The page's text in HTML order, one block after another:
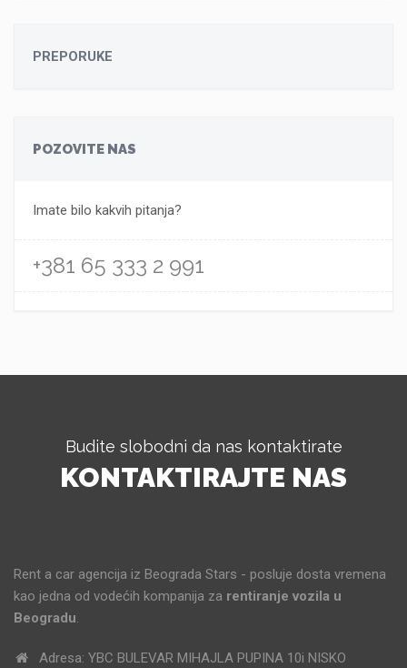
PREPORUKE
POZOVITE NAS
Imate bilo kakvih pitanja?
+381 65 333 2 991
Budite slobodni da nas kontaktirate
KONTAKTIRAJTE NAS
Rent a car agencija iz Beograda Stars - posluje dosta vremena
kao jedna od vodećih kompanija za rentiranje vozila u
Beogradu.
Adresa: YBC BULEVAR MIHAJLA PUPINA 10i NISKO